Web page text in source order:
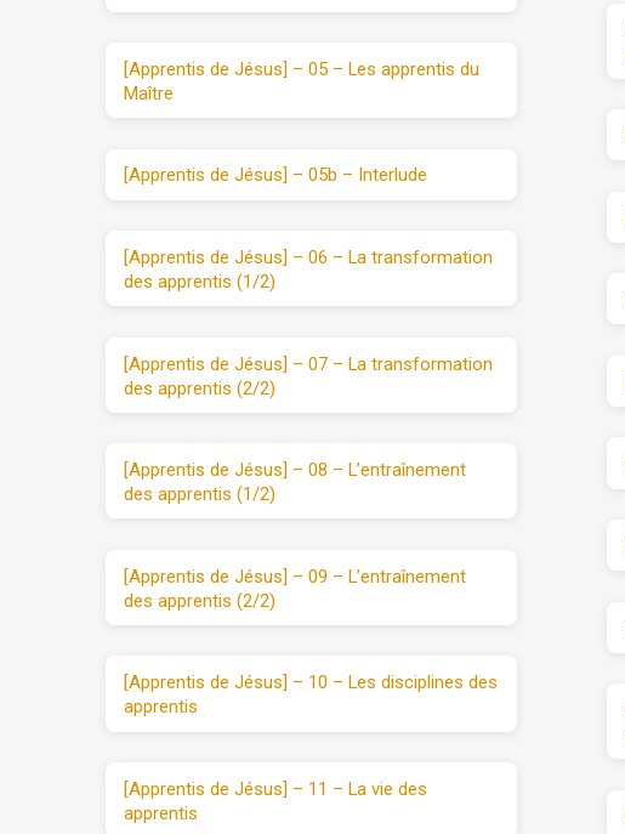
[Apprentis de Jésus] – 05 – Les apprentis du
Maître
[Apprentis de Jésus] – 05b – Interlude
[Apprentis de Jésus] – 06 – La transformation
des apprentis (1/2)
[Apprentis de Jésus] – 07 – La transformation
des apprentis (2/2)
[Apprentis de Jésus] – 08 – L’entraînement
des apprentis (1/2)
[Apprentis de Jésus] – 09 – L’entraînement
des apprentis (2/2)
[Apprentis de Jésus] – 10 – Les disciplines des
apprentis
[Apprentis de Jésus] – 11 – La vie des
apprentis